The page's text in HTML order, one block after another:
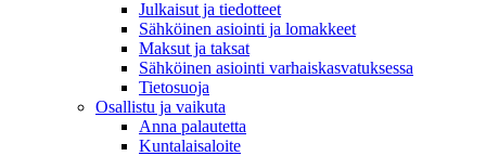
Julkaisut ja tiedotteet
Sähköinen asiointi ja lomakkeet
Maksut ja taksat
Sähköinen asiointi varhaiskasvatuksessa
Tietosuoja
Osallistu ja vaikuta
Anna palautetta
Kuntalaisaloite